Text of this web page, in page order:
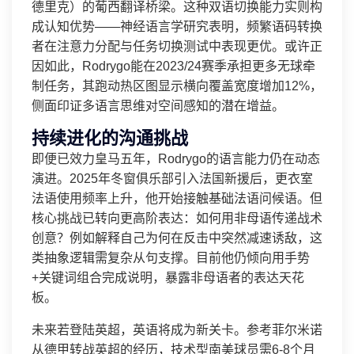
德里克）的葡西翻译桥梁。这种双语切换能力实则构
成认知优势——神经语言学研究表明，频繁语码转换
者在注意力分配与任务切换测试中表现更优。或许正
因如此，Rodrygo能在2023/24赛季承担更多无球牵
制任务，其跑动热区图显示横向覆盖宽度增加12%，
侧面印证多语言思维对空间感知的潜在增益。
持续进化的沟通挑战
即便已效力皇马五年，Rodrygo的语言能力仍在动态
演进。2025年冬窗俱乐部引入法国新援后，更衣室
法语使用频率上升，他开始接触基础法语问候语。但
核心挑战已转向更高阶表达：如何用非母语传递战术
创意？例如解释自己为何在反击中突然减速诱敌，这
类抽象逻辑需复杂从句支撑。目前他仍倾向用手势
+关键词组合完成说明，暴露非母语者的表达天花
板。
未来若登陆英超，英语将成为新关卡。参考菲尔米诺
从德甲转战英超的经历，技术型南美球员需6-8个月